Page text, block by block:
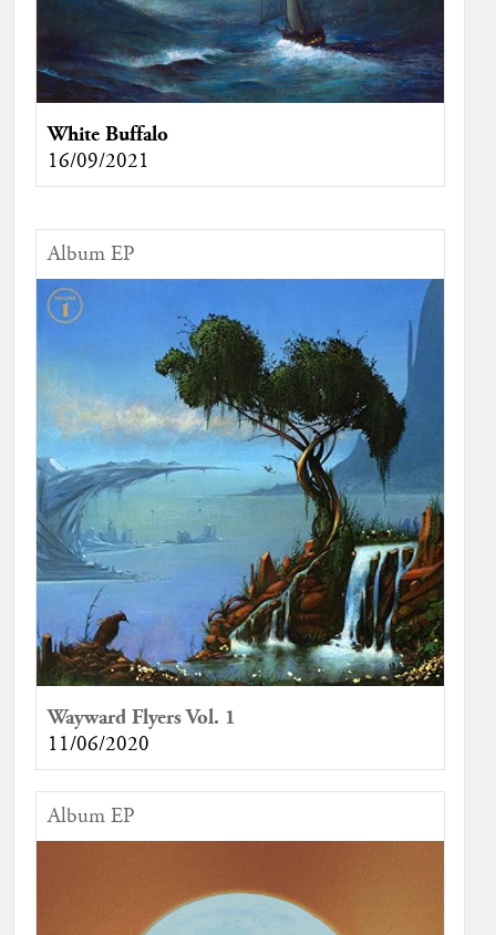
White Buffalo
16/09/2021
Album EP
Wayward Flyers Vol. 1
11/06/2020
Album EP